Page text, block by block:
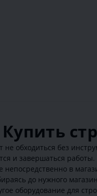
Купить
обходиться без
и завершаться
непосредственно в
до нужного
оборудование для